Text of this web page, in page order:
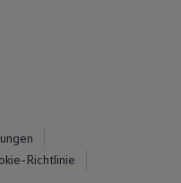
Richtlinie